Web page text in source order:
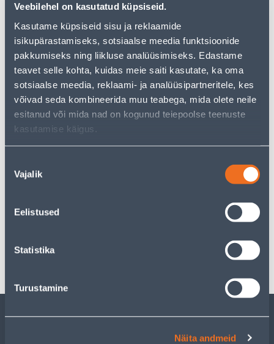
Veebilehel on kasutatud küpsiseid.
Kasutame küpsiseid sisu ja reklaamide
isikupärastamiseks, sotsiaalse meedia funktsioonide
pakkumiseks ning liikluse analüüsimiseks. Edastame
teavet selle kohta, kuidas meie saiti kasutate, ka oma
sotsiaalse meedia, reklaami- ja analüüsipartneritele, kes
võivad seda kombineerida muu teabega, mida olete neile
esitanud või mida nad on kogunud teiepoolse teenuste
kasutamise käigus.
valik
Vajalik
Eelistused
Statistika
Turustamine
Näita andmeid
We apologize, but we inform you that the desired
product is currently temporarily out of stock due to
high demand. However, we offer excellent alternatives
from the same
product category
just as much joy!
But your shopping pleasure doesn't have to end here -
you can continue your research by returningto the
homepage or use our powerful search function to
discover even more great options. Happy shopping!
Specification
Transport